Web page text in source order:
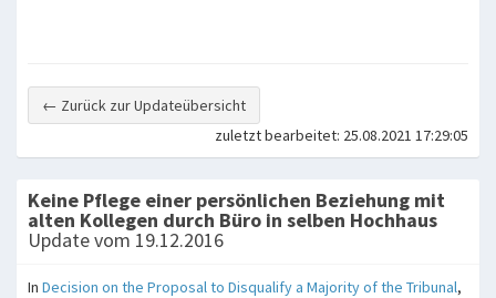
← Zurück zur Updateübersicht
zuletzt bearbeitet: 25.08.2021 17:29:05
Keine Pflege einer persönlichen Beziehung mit
alten Kollegen durch Büro in selben Hochhaus
Update vom 19.12.2016
In Decision on the Proposal to Disqualify a Majority of the Tribunal,